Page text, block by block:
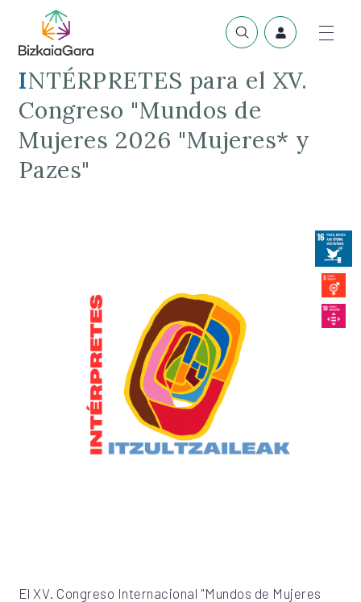
INTÉRPRETES para el XV.
Congreso "Mundos de
Mujeres 2026 "Mujeres* y
Pazes"
El XV. Congreso Internacional "Mundos de Mujeres